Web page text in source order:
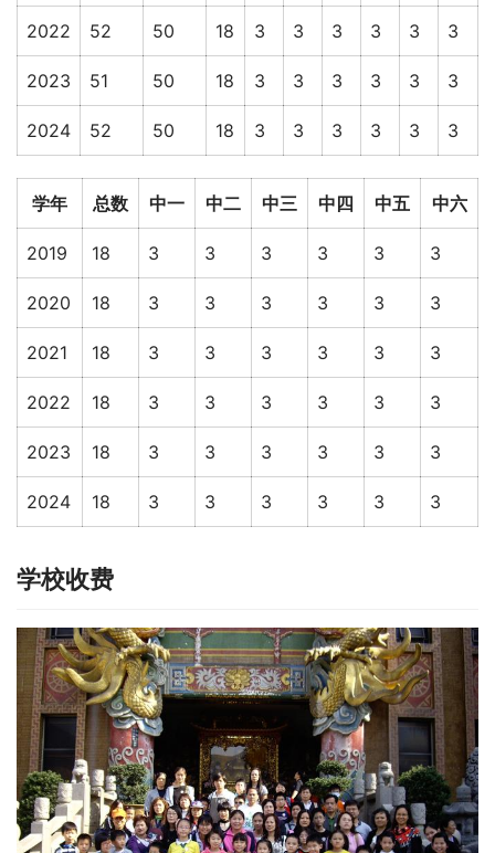
2022 52 50 18 3 3 3 3 3 3
2023 51 50 18 3 3 3 3 3 3
2024 52 50 18 3 3 3 3 3 3
学年 总数 中一 中二 中三 中四 中五 中六
2019 18 3 3 3 3 3 3
2020 18 3 3 3 3 3 3
2021 18 3 3 3 3 3 3
2022 18 3 3 3 3 3 3
2023 18 3 3 3 3 3 3
2024 18 3 3 3 3 3 3
学校收费